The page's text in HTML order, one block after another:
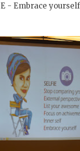
E - Embrace yourself